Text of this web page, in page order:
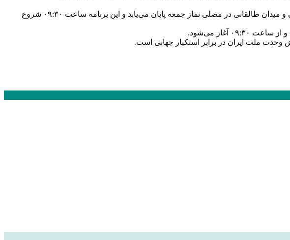
مسیر راهپیمایی در قاین از مسجد جامع آغاز و پس از خیابان امام خمینی(ره)، خیابان امام رضا(ع)، خیابان شهید رجایی و میدان طالقانی در مصلی نماز جمعه پایان می‌یابد و این برنامه ساعت ۰۹:۳۰ شروع
آغاز می‌شود.